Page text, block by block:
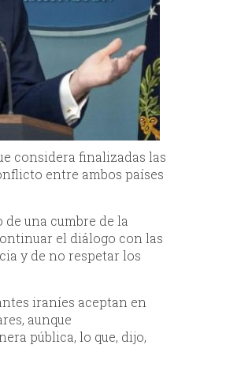
considera finalizadas las
entre ambos países
una cumbre de la
el diálogo con las
y de no respetar los
iraníes aceptan en
aunque
pública, lo que, dijo,